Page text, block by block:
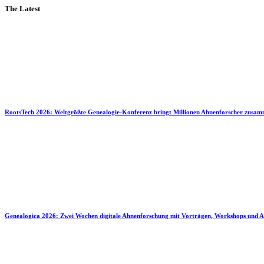
The Latest
RootsTech 2026: Weltgrößte Genealogie-Konferenz bringt Millionen Ahnenforscher
Genealogica 2026: Zwei Wochen digitale Ahnenforschung mit Vorträgen, Workshops und